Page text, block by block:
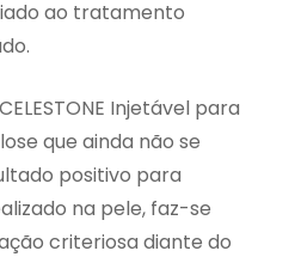
ao tratamento
Injetável para
que ainda não se
positivo para
na pele, faz-se
criteriosa diante do